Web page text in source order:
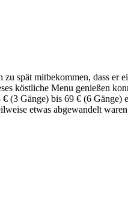
zu spät mitbekommen, dass er
köstliche Menu genießen
(3 Gänge) bis 69 € (6 Gänge)
etwas abgewandelt